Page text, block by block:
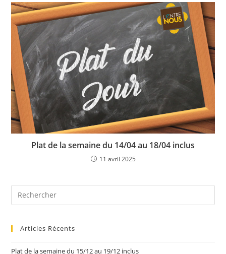
Plat de la semaine du 14/04 au 18/04 inclus
11 avril 2025
Articles Récents
Plat de la semaine du 15/12 au 19/12 inclus